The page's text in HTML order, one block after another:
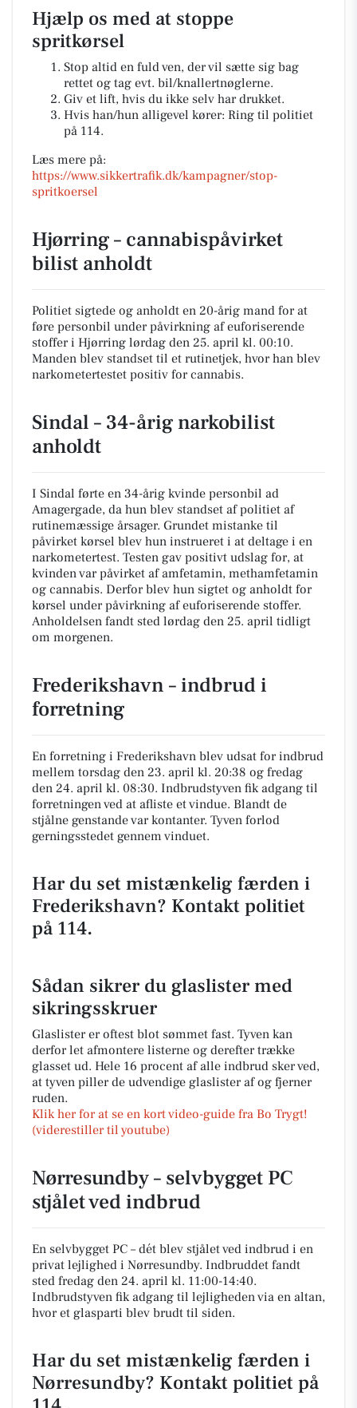
Hjælp os med at stoppe
spritkørsel
Stop altid en fuld ven, der vil sætte sig bag
rettet og tag evt. bil/knallertnøglerne.
Giv et lift, hvis du ikke selv har drukket.
Hvis han/hun alligevel kører: Ring til politiet
på 114.
Læs mere på:
https://www.sikkertrafik.dk/kampagner/stop-
spritkoersel
Hjørring – cannabispåvirket
bilist anholdt
Politiet sigtede og anholdt en 20-årig mand for at
føre personbil under påvirkning af euforiserende
stoffer i Hjørring lørdag den 25. april kl. 00:10.
Manden blev standset til et rutinetjek, hvor han blev
narkometertestet positiv for cannabis.
Sindal – 34-årig narkobilist
anholdt
I Sindal førte en 34-årig kvinde personbil ad
Amagergade, da hun blev standset af politiet af
rutinemæssige årsager. Grundet mistanke til
påvirket kørsel blev hun instrueret i at deltage i en
narkometertest. Testen gav positivt udslag for, at
kvinden var påvirket af amfetamin, methamfetamin
og cannabis. Derfor blev hun sigtet og anholdt for
kørsel under påvirkning af euforiserende stoffer.
Anholdelsen fandt sted lørdag den 25. april tidligt
om morgenen.
Frederikshavn – indbrud i
forretning
En forretning i Frederikshavn blev udsat for indbrud
mellem torsdag den 23. april kl. 20:38 og fredag
den 24. april kl. 08:30. Indbrudstyven fik adgang til
forretningen ved at afliste et vindue. Blandt de
stjålne genstande var kontanter. Tyven forlod
gerningsstedet gennem vinduet.
Har du set mistænkelig færden i
Frederikshavn? Kontakt politiet
på 114.
Sådan sikrer du glaslister med
sikringsskruer
Glaslister er oftest blot sømmet fast. Tyven kan
derfor let afmontere listerne og derefter trække
glasset ud. Hele 16 procent af alle indbrud sker ved,
at tyven piller de udvendige glaslister af og fjerner
ruden.
Klik her for at se en kort video-guide fra Bo Trygt!
(viderestiller til youtube)
Nørresundby – selvbygget PC
stjålet ved indbrud
En selvbygget PC – dét blev stjålet ved indbrud i en
privat lejlighed i Nørresundby. Indbruddet fandt
sted fredag den 24. april kl. 11:00-14:40.
Indbrudstyven fik adgang til lejligheden via en altan,
hvor et glasparti blev brudt til siden.
Har du set mistænkelig færden i
Nørresundby? Kontakt politiet på